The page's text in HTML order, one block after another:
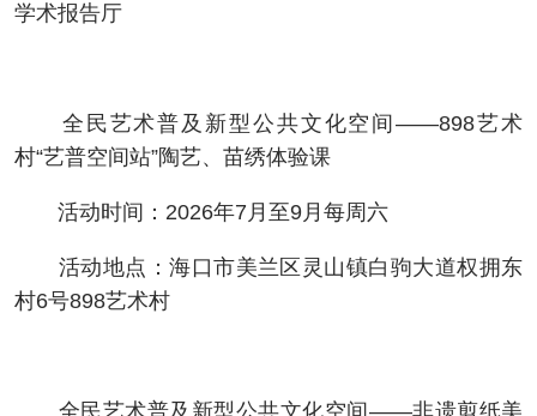
学术报告厅
全民艺术普及新型公共文化空间——898艺术
村“艺普空间站”陶艺、苗绣体验课
活动时间：2026年7月至9月每周六
活动地点：海口市美兰区灵山镇白驹大道权拥东
村6号898艺术村